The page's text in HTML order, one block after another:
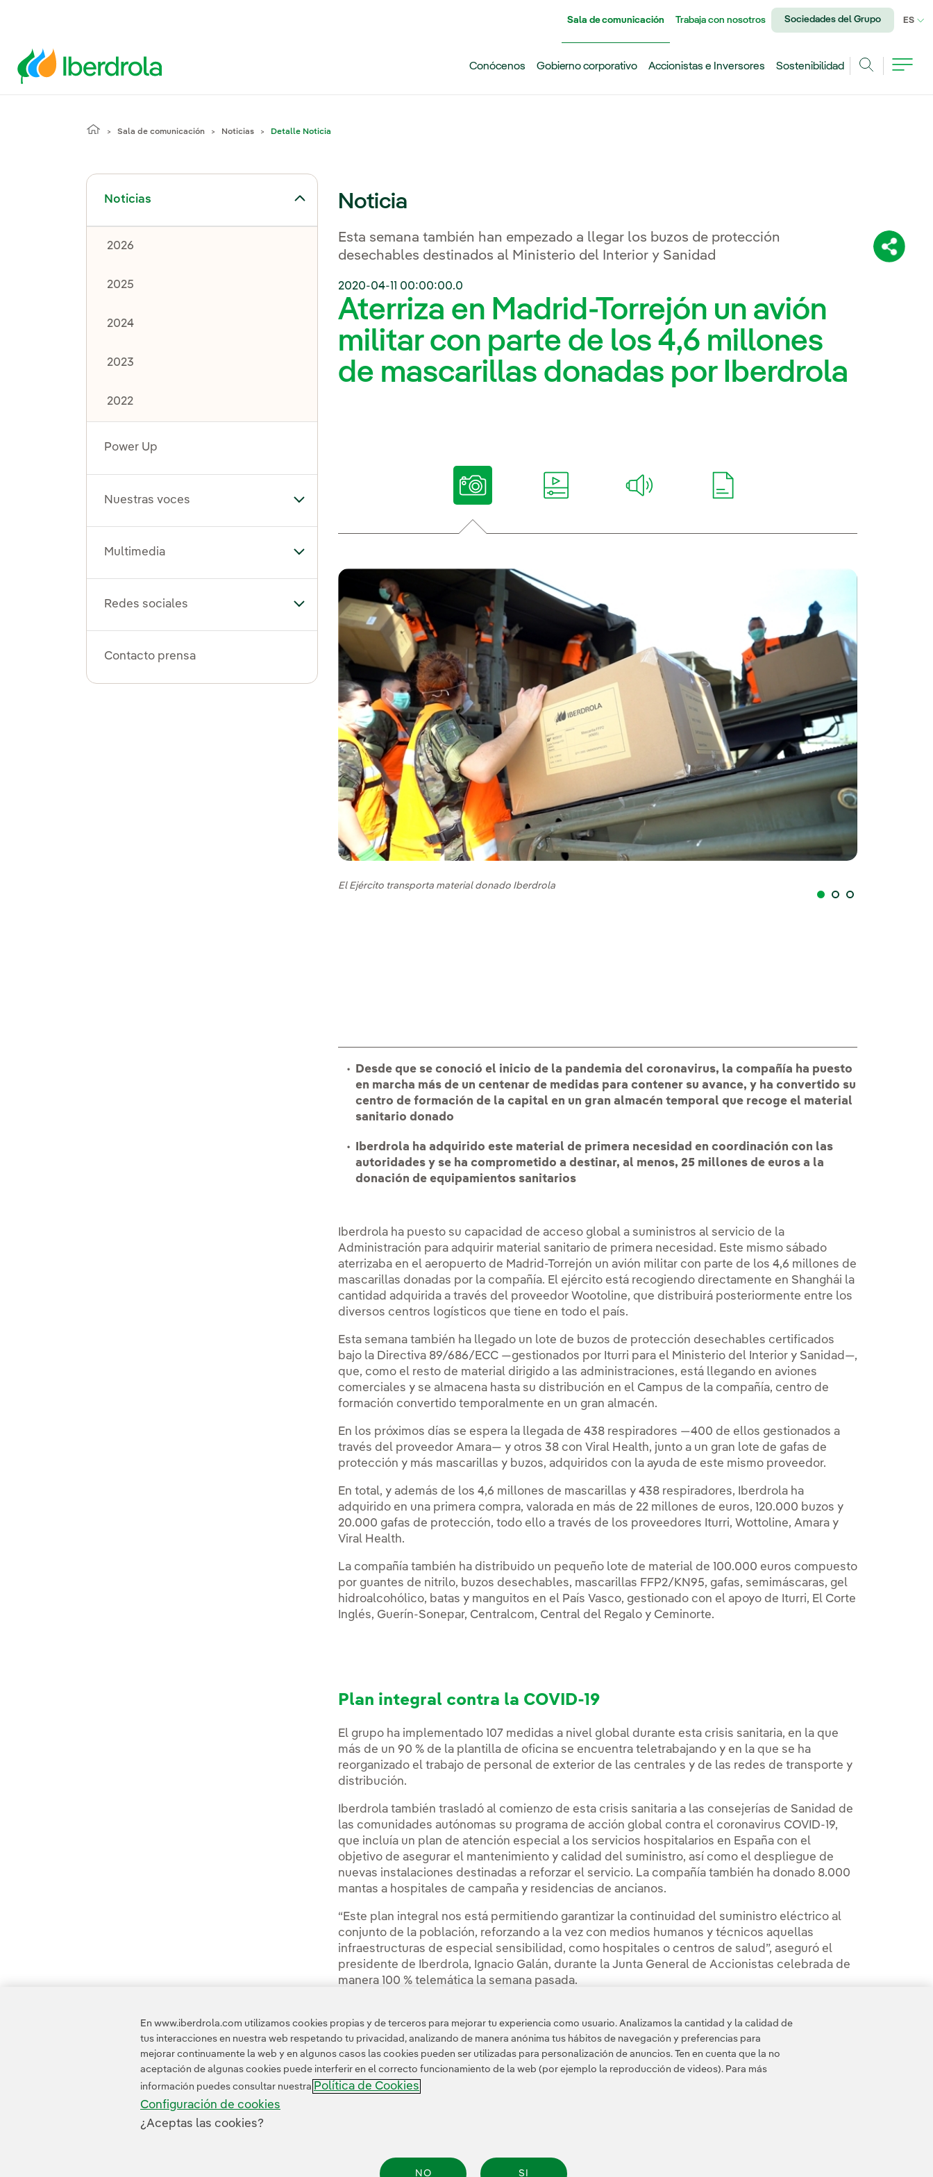
Sala de comunicación Trabaja con nosotros Sociedades del Grupo ES
Conócenos Gobierno corporativo Accionistas e Inversores
Sostenibilidad
Sala de comunicación Noticias Detalle Noticia
Noticias
Alternar el submenú para Noticias
2026
2025
2024
2023
2022
Power Up
Nuestras voces Alternar el submenú para Nuestras voces
Multimedia Alternar el submenú para Multimedia
Redes sociales Alternar el submenú para Redes sociales
Contacto prensa
Noticia
Esta semana también han empezado a llegar los buzos de protección
desechables destinados al Ministerio del Interior y Sanidad
2020-04-11 00:00:00.0
Aterriza en Madrid-Torrejón un avión
militar con parte de los 4,6 millones
de mascarillas donadas por Iberdrola
El Ejército transporta material donado Iberdrola
Desde que se conoció el inicio de la pandemia del coronavirus, la compañía ha puesto
en marcha más de un centenar de medidas para contener su avance, y ha convertido su
centro de formación de la capital en un gran almacén temporal que recoge el material
sanitario donado
Iberdrola ha adquirido este material de primera necesidad en coordinación con las
autoridades y se ha comprometido a destinar, al menos, 25 millones de euros a la
donación de equipamientos sanitarios
Iberdrola ha puesto su capacidad de acceso global a suministros al servicio de la
Administración para adquirir material sanitario de primera necesidad. Este mismo sábado
aterrizaba en el aeropuerto de Madrid-Torrejón un avión militar con parte de los 4,6 millones de
mascarillas donadas por la compañía. El ejército está recogiendo directamente en Shanghái la
cantidad adquirida a través del proveedor Wootoline, que distribuirá posteriormente entre los
diversos centros logísticos que tiene en todo el país.
Esta semana también ha llegado un lote de buzos de protección desechables certificados
bajo la Directiva 89/686/ECC —gestionados por Iturri para el Ministerio del Interior y Sanidad—,
que, como el resto de material dirigido a las administraciones, está llegando en aviones
comerciales y se almacena hasta su distribución en el Campus de la compañía, centro de
formación convertido temporalmente en un gran almacén.
En los próximos días se espera la llegada de 438 respiradores —400 de ellos gestionados a
través del proveedor Amara— y otros 38 con Viral Health, junto a un gran lote de gafas de
protección y más mascarillas y buzos, adquiridos con la ayuda de este mismo proveedor.
En total, y además de los 4,6 millones de mascarillas y 438 respiradores, Iberdrola ha
adquirido en una primera compra, valorada en más de 22 millones de euros, 120.000 buzos y
20.000 gafas de protección, todo ello a través de los proveedores Iturri, Wottoline, Amara y
Viral Health.
La compañía también ha distribuido un pequeño lote de material de 100.000 euros compuesto
por guantes de nitrilo, buzos desechables, mascarillas FFP2/KN95, gafas, semimáscaras, gel
hidroalcohólico, batas y manguitos en el País Vasco, gestionado con el apoyo de Iturri, El Corte
Inglés, Guerín-Sonepar, Centralcom, Central del Regalo y Ceminorte.
Plan integral contra la COVID-19
El grupo ha implementado 107 medidas a nivel global durante esta crisis sanitaria, en la que
más de un 90 % de la plantilla de oficina se encuentra teletrabajando y en la que se ha
reorganizado el trabajo de personal de exterior de las centrales y de las redes de transporte y
distribución.
Iberdrola también trasladó al comienzo de esta crisis sanitaria a las consejerías de Sanidad de
las comunidades autónomas su programa de acción global contra el coronavirus COVID-19,
que incluía un plan de atención especial a los servicios hospitalarios en España con el
objetivo de asegurar el mantenimiento y calidad del suministro, así como el despliegue de
nuevas instalaciones destinadas a reforzar el servicio. La compañía también ha donado 8.000
mantas a hospitales de campaña y residencias de ancianos.
“Este plan integral nos está permitiendo garantizar la continuidad del suministro eléctrico al
conjunto de la población, reforzando a la vez con medios humanos y técnicos aquellas
infraestructuras de especial sensibilidad, como hospitales o centros de salud”, aseguró el
presidente de Iberdrola, Ignacio Galán, durante la Junta General de Accionistas celebrada de
manera 100 % telemática la semana pasada.
consecuente” con el modelo que lleva aplicando desde hace décadas, orientado a la
creación de valor sostenible para accionistas, empleados y sociedad en general.
En www.iberdrola.com utilizamos cookies propias y de terceros para mejorar tu experiencia como usuario. Analizamos la cantidad y la calidad de
tus interacciones en nuestra web respetando tu privacidad, analizando de manera anónima tus hábitos de navegación y preferencias para
mejorar continuamente la web y en algunos casos las cookies pueden ser utilizadas para personalización de anuncios. Ten en cuenta que la no
aceptación de algunas cookies puede interferir en el correcto funcionamiento de la web (por ejemplo la reproducción de videos). Para más
información puedes consultar nuestra Política de Cookies
Configuración de cookies
¿Aceptas las cookies?
NO SI